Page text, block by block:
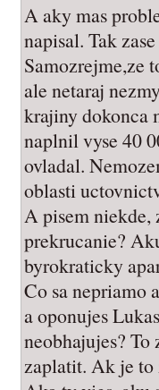
A aky mas
napisal. Tak
Samozrejme,ze
ale netaraj
krajiny dokonca
naplnil vyse 40
ovladal.
oblasti
A pisem niekde,
prekrucanie?
byrokraticky
Co sa nepriamo
a oponujes
neobhajujes? To
zaplatit. Ak je to